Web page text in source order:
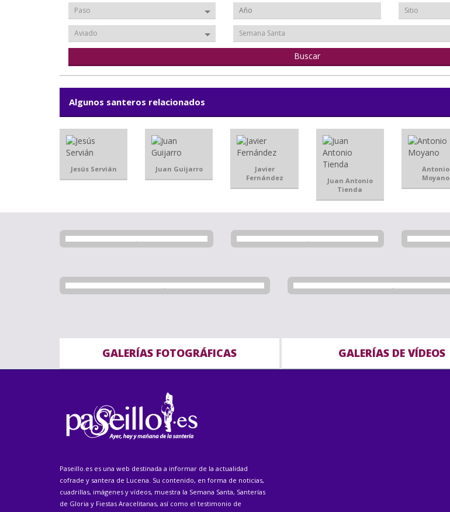
Paso Sitio
Aviado Semana Santa
Algunos santeros relacionados
Jesús Servián Juan Guijarro
Javier
Fernández
Juan Antonio
Tienda
Antonio
Moyano
GALERÍAS FOTOGRÁFICAS GALERÍAS DE VÍDEOS
Paseillo.es es una web destinada a informar de la actualidad
cofrade y santera de Lucena. Su contenido, en forma de noticias,
cuadrillas, imágenes y vídeos, muestra la Semana Santa, Santerías
de Gloria y Fiestas Aracelitanas, así como el testimonio de